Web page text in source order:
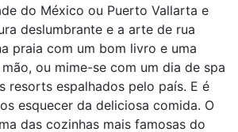
do México ou Puerto Vallarta e
deslumbrante e a arte de rua
praia com um bom livro e uma
ou mime-se com um dia de spa
resorts espalhados pelo país. E é
esquecer da deliciosa comida. O
das cozinhas mais famosas do